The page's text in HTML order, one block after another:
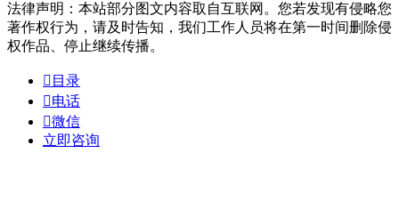
法律声明：本站部分图文内容取自互联网。您若发现有侵略您
著作权行为，请及时告知，我们工作人员将在第一时间删除侵
权作品、停止继续传播。
 目录
电话
微信
立即咨询